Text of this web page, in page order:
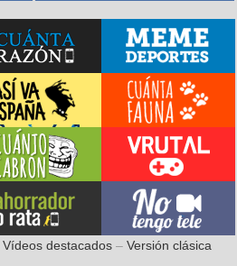
Vídeos destacados– Versión clásica